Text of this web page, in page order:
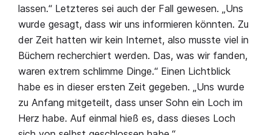
lassen.“ Letzteres sei auch der Fall gewesen. „Uns
wurde gesagt, dass wir uns informieren könnten. Zu
der Zeit hatten wir kein Internet, also musste viel in
Büchern recherchiert werden. Das, was wir fanden,
waren extrem schlimme Dinge.“ Einen Lichtblick
habe es in dieser ersten Zeit gegeben. „Uns wurde
zu Anfang mitgeteilt, dass unser Sohn ein Loch im
Herz habe. Auf einmal hieß es, dass dieses Loch